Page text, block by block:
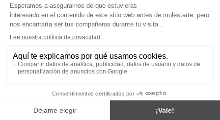
CABELLO
SILUETA
Condiciones Generales de Uso
Política de Privacidad
Menciones legales
PARA VUESTRA SALUD COMER AL MENOS 5 PIEZAS DE FRUTA Y LEGUMBRES AL DIA.
Los complementos alimenticios tienen que ser utilizados en el cuadro de un modo de vida
sano y no ser utilizados como sustitutos de un cuadro de vida sano y equilibrado. Solo